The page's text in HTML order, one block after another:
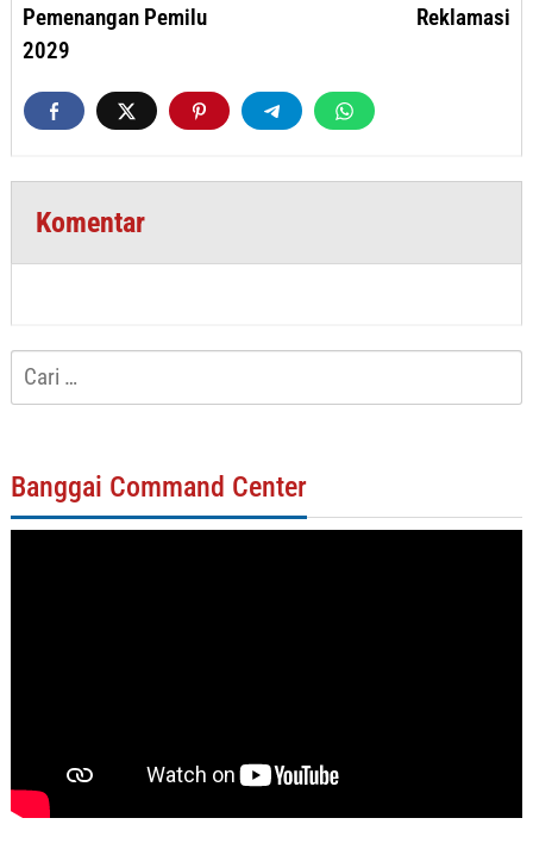
Pemenangan Pemilu
2029
Reklamasi
Komentar
Cari
untuk:
Banggai Command Center